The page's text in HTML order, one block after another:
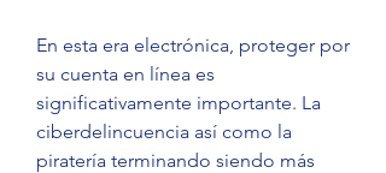
En esta era electrónica, proteger por
su cuenta en línea es
significativamente importante. La
ciberdelincuencia así como la
piratería terminando siendo más